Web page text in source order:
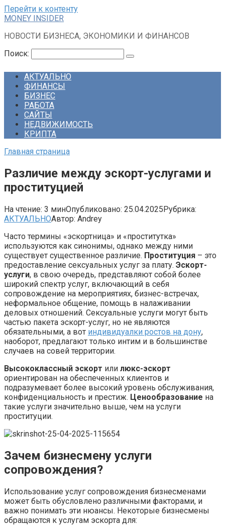
Перейти к контенту
MONEY INSIDER
НОВОСТИ БИЗНЕСА, ЭКОНОМИКИ И ФИНАНСОВ
Поиск:
АКТУАЛЬНО
ФИНАНСЫ
БИЗНЕС
РАБОТА
САЙТЫ
НЕДВИЖИМОСТЬ
КРИПТА
Главная страница
Различие между эскорт-услугами и
проституцией
На чтение: 3 минОпубликовано: 25.04.2025Рубрика:
АКТУАЛЬНОАвтор: Andrey
Часто термины «эскортница» и «проститутка»
используются как синонимы, однако между ними
существует существенное различие. Проституция – это
предоставление сексуальных услуг за плату. Эскорт-
услуги, в свою очередь, представляют собой более
широкий спектр услуг, включающий в себя
сопровождение на мероприятиях, бизнес-встречах,
неформальное общение, помощь в налаживании
деловых отношений. Сексуальные услуги могут быть
частью пакета эскорт-услуг, но не являются
обязательными, а вот индивидуалки ростов на дону,
наоборот, предлагают только интим и в большинстве
случаев на совей территории.
Высококлассный эскорт или люкс-эскорт
ориентирован на обеспеченных клиентов и
подразумевает более высокий уровень обслуживания,
конфиденциальность и престиж. Ценообразование на
такие услуги значительно выше, чем на услуги
проституции.
Зачем бизнесмену услуги
сопровождения?
Использование услуг сопровождения бизнесменами
может быть обусловлено различными факторами, и
важно понимать эти нюансы. Некоторые бизнесмены
обращаются к услугам эскорта для: